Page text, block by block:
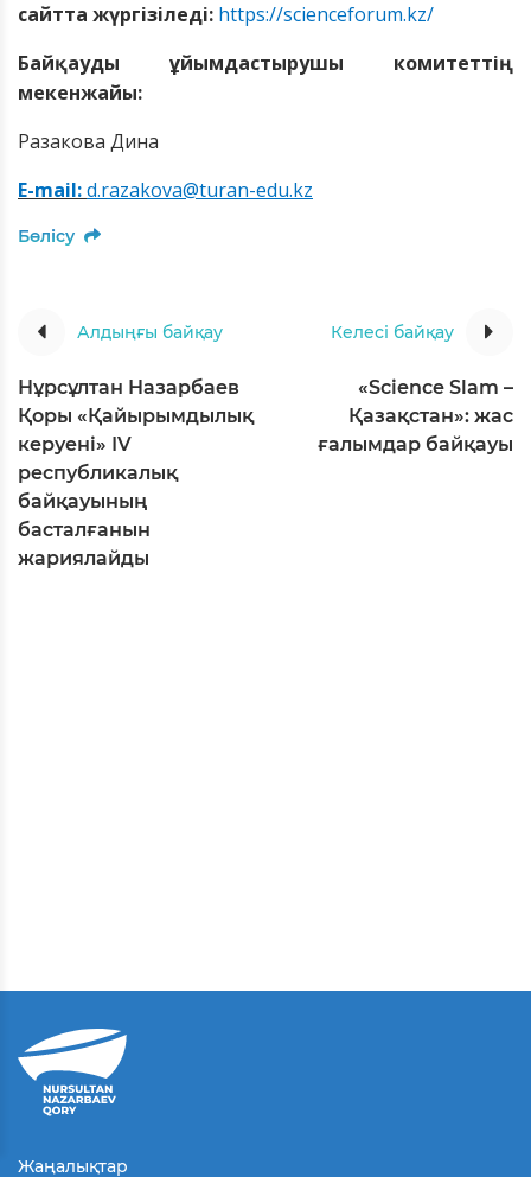
сайтта жүргізіледі: https://scienceforum.kz/
Байқауды ұйымдастырушы комитеттің
мекенжайы:
Разакова Дина
E-mail:d.razakova@turan-edu.kz
Бөлісу
Алдыңғы байқау
Нұрсұлтан Назарбаев
Қоры «Қайырымдылық
керуені» ІV
республикалық
байқауының
басталғанын
жариялайды
Келесі байқау
«Science Slam –
Қазақстан»: жас
ғалымдар байқауы
Жаңалықтар